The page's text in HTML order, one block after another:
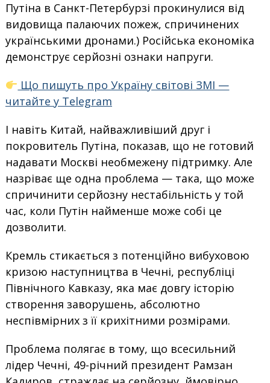
Путіна в Санкт-Петербурзі прокинулися від
видовища палаючих пожеж, спричинених
українськими дронами.) Російська економіка
демонструє серйозні ознаки напруги.
Що пишуть про Україну світові ЗМІ —
читайте у Telegram
І навіть Китай, найважливіший друг і
покровитель Путіна, показав, що не готовий
надавати Москві необмежену підтримку. Але
назріває ще одна проблема — така, що може
спричинити серйозну нестабільність у той
час, коли Путін найменше може собі це
дозволити.
Кремль стикається з потенційно вибуховою
кризою наступництва в Чечні, республіці
Північного Кавказу, яка має довгу історію
створення заворушень, абсолютно
неспівмірних з її крихітними розмірами.
Проблема полягає в тому, що всесильний
лідер Чечні, 49-річний президент Рамзан